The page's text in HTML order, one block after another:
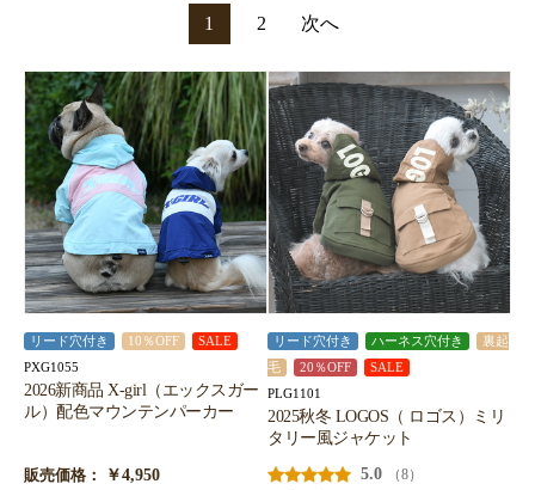
1 2 次へ
リード穴付き 10％OFF SALE
PXG1055
2026新商品 X-girl（エックスガー
ル）配色マウンテンパーカー
販売価格： ￥4,950
リード穴付き ハーネス穴付き
裏起
毛
20％OFF SALE
PLG1101
2025秋冬 LOGOS（ ロゴス）ミリ
タリー風ジャケット
5.0
（8）